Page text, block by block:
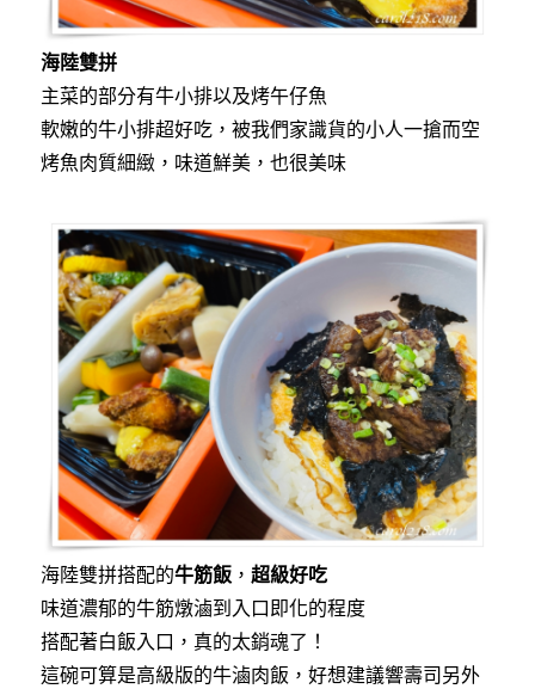
海陸雙拼
主菜的部分有牛小排以及烤午仔魚
軟嫩的牛小排超好吃，被我們家識貨的小人一搶而空
烤魚肉質細緻，味道鮮美，也很美味
海陸雙拼搭配的牛筋飯 ，超級好吃
味道濃郁的牛筋燉滷到入口即化的程度
搭配著白飯入口，真的太銷魂了！
這碗可算是高級版的牛滷肉飯，好想建議響壽司另外